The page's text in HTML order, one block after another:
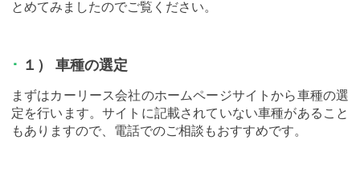
とめてみましたのでご覧ください。
１） 車種の選定
まずはカーリース会社のホームページサイトから車種の選
定を行います。サイトに記載されていない車種があること
もありますので、電話でのご相談もおすすめです。